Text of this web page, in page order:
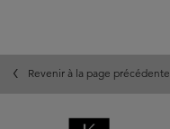
Revenir à la page précédente